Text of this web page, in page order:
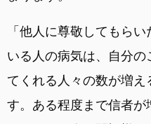
「他人に尊敬してもら
いる人の病気は、自分
てくれる人々の数が増
す。ある程度まで信者